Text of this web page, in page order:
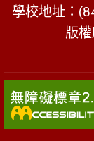
學校地址：
版